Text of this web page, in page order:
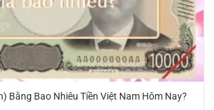
Bằng Bao Nhiêu Tiền Việt Nam Hôm Nay?